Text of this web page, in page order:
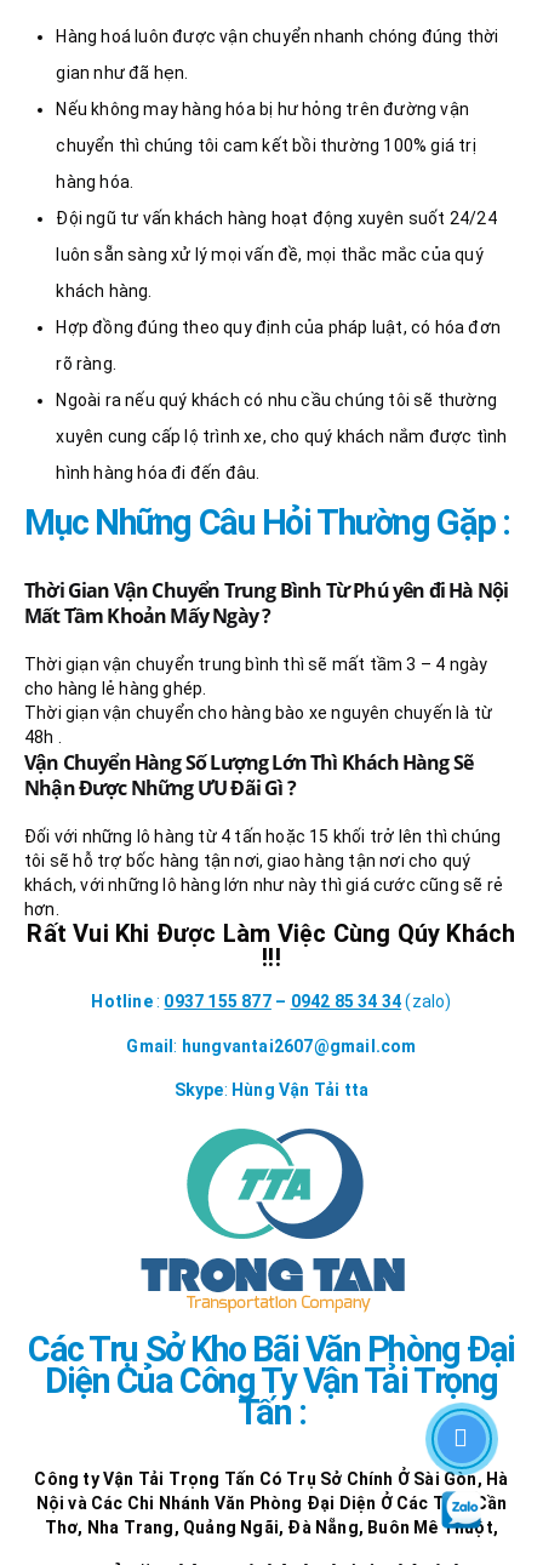
Hàng hoá luôn được vận chuyển nhanh chóng đúng thời
gian như đã hẹn.
Nếu không may hàng hóa bị hư hỏng trên đường vận
chuyển thì chúng tôi cam kết bồi thường 100% giá trị
hàng hóa.
Đội ngũ tư vấn khách hàng hoạt động xuyên suốt 24/24
luôn sẵn sàng xử lý mọi vấn đề, mọi thắc mắc của quý
khách hàng.
Hợp đồng đúng theo quy định của pháp luật, có hóa đơn
rõ ràng.
Ngoài ra nếu quý khách có nhu cầu chúng tôi sẽ thường
xuyên cung cấp lộ trình xe, cho quý khách nắm được tình
hình hàng hóa đi đến đâu.
Mục Những Câu Hỏi Thường Gặp :
Thời Gian Vận Chuyển Trung Bình Từ Phú yên đi Hà Nội
Mất Tầm Khoản Mấy Ngày ?
Thời giạn vận chuyển trung bình thì sẽ mất tầm 3 – 4 ngày
cho hàng lẻ hàng ghép.
Thời giạn vận chuyển cho hàng bào xe nguyên chuyến là từ
48h .
Vận Chuyển Hàng Số Lượng Lớn Thì Khách Hàng Sẽ
Nhận Được Những ƯU Đãi Gì ?
Đối với những lô hàng từ 4 tấn hoặc 15 khối trở lên thì chúng
tôi sẽ hỗ trợ bốc hàng tận nơi, giao hàng tận nơi cho quý
khách, với những lô hàng lớn như này thì giá cước cũng sẽ rẻ
hơn.
Rất Vui Khi Được Làm Việc Cùng Qúy Khách
!!!
Hotline: 0937 155 877– 0942 85 34 34(zalo)
Gmail: hungvantai2607@gmail.com
Skype: Hùng Vận Tải tta
Các Trụ Sở Kho Bãi Văn Phòng Đại
Diện Của Công Ty Vận Tải Trọng
Tấn :
Công ty Vận Tải Trọng Tấn Có Trụ Sở Chính Ở Sài Gòn, Hà
Nội và Các Chi Nhánh Văn Phòng Đại Diện Ở Các Tỉnh Cần
Thơ, Nha Trang, Quảng Ngãi, Đà Nẵng, Buôn Mê Thuột,